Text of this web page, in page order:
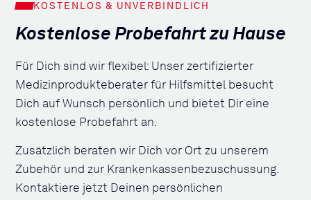
KOSTENLOS & UNVERBINDLICH
Kostenlose Probefahrt zu Hause
Für Dich sind wir flexibel: Unser zertifizierter
Medizinprodukteberater für Hilfsmittel besucht
Dich auf Wunsch persönlich und bietet Dir eine
kostenlose Probefahrt an.
Zusätzlich beraten wir Dich vor Ort zu unserem
Zubehör und zur Krankenkassenbezuschussung.
Kontaktiere jetzt Deinen persönlichen